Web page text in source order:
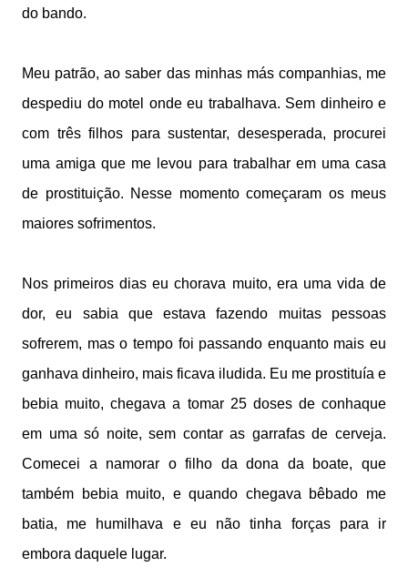
do bando.
Meu patrão, ao saber das minhas más companhias, me
despediu do motel onde eu trabalhava. Sem dinheiro e
com três filhos para sustentar, desesperada, procurei
uma amiga que me levou para trabalhar em uma casa
de prostituição. Nesse momento começaram os meus
maiores sofrimentos.
Nos primeiros dias eu chorava muito, era uma vida de
dor, eu sabia que estava fazendo muitas pessoas
sofrerem, mas o tempo foi passando enquanto mais eu
ganhava dinheiro, mais ficava iludida. Eu me prostituía e
bebia muito, chegava a tomar 25 doses de conhaque
em uma só noite, sem contar as garrafas de cerveja.
Comecei a namorar o filho da dona da boate, que
também bebia muito, e quando chegava bêbado me
batia, me humilhava e eu não tinha forças para ir
embora daquele lugar.